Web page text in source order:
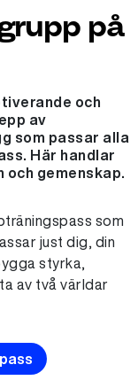
på
och
av
som passar alla
Här handlar
gemenskap.
som
just dig, din
styrka,
av två världar